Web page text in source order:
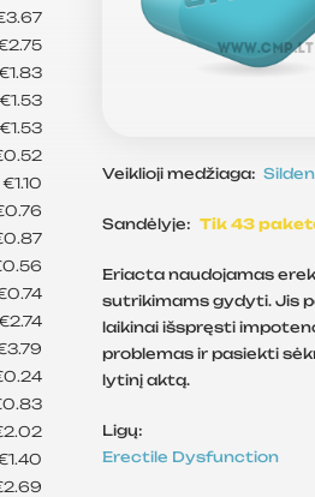
€1.53
€1.53
€1.10 Veiklioji medžiaga:
Sandėlyje: Tik 43
Eriacta naudojamas
sutrikimams gydyti. Jis
laikinai išspręsti
problemas ir pasiekti
lytinį aktą.
Ligų:
Erectile Dysfunction